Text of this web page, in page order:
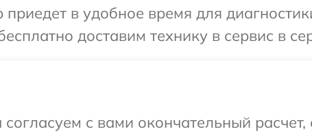
в удобное время для
доставим технику в сервис в
с вами окончательный